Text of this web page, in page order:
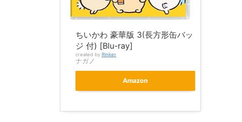
ちいかわ 豪華版 3(長方形缶バッ
ジ 付) [Blu-ray]
created by Rinker
ナガノ
Amazon